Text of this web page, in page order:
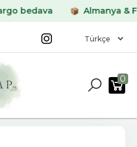
Almanya &
0